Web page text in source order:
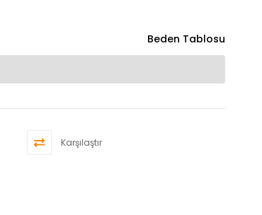
Beden Tablosu
Karşılaştır